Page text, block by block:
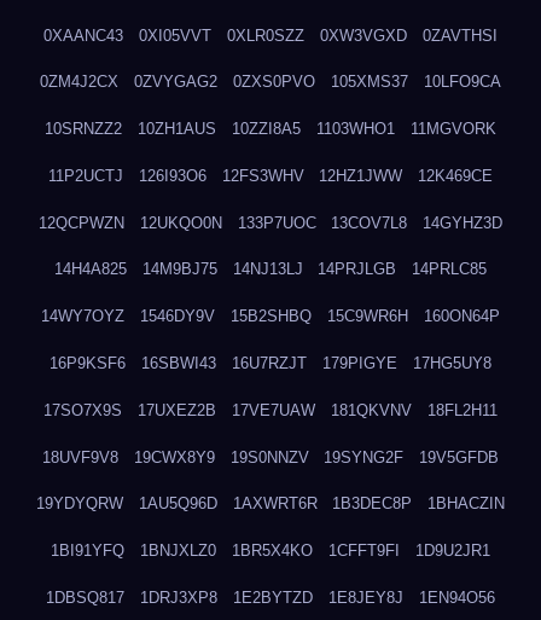
0XAANC43 0XI05VVT 0XLR0SZZ 0XW3VGXD 0ZAVTHSI
0ZM4J2CX 0ZVYGAG2 0ZXS0PVO 105XMS37 10LFO9CA
10SRNZZ2 10ZH1AUS 10ZZI8A5 1103WHO1 11MGVORK
11P2UCTJ 126I93O6 12FS3WHV 12HZ1JWW 12K469CE
12QCPWZN 12UKQO0N 133P7UOC 13COV7L8 14GYHZ3D
14H4A825 14M9BJ75 14NJ13LJ 14PRJLGB 14PRLC85
14WY7OYZ 1546DY9V 15B2SHBQ 15C9WR6H 160ON64P
16P9KSF6 16SBWI43 16U7RZJT 179PIGYE 17HG5UY8
17SO7X9S 17UXEZ2B 17VE7UAW 181QKVNV 18FL2H11
18UVF9V8 19CWX8Y9 19S0NNZV 19SYNG2F 19V5GFDB
19YDYQRW 1AU5Q96D 1AXWRT6R 1B3DEC8P 1BHACZIN
1BI91YFQ 1BNJXLZ0 1BR5X4KO 1CFFT9FI 1D9U2JR1
1DBSQ817 1DRJ3XP8 1E2BYTZD 1E8JEY8J 1EN94O56